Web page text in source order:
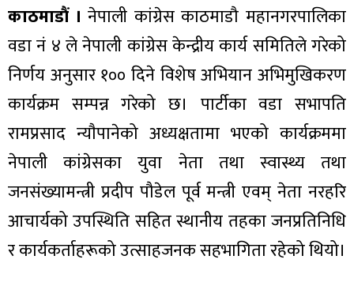
काठमाडौं । नेपाली कांग्रेस काठमाडौ महानगरपालिका
वडा नं ४ ले नेपाली कांग्रेस केन्द्रीय कार्य समितिले गरेको
निर्णय अनुसार १०० दिने विशेष अभियान अभिमुखिकरण
कार्यक्रम सम्पन्न गरेको छ। पार्टीका वडा सभापति
रामप्रसाद न्याैपानेको अध्यक्षतामा भएको कार्यक्रममा
नेपाली कांग्रेसका युवा नेता तथा स्वास्थ्य तथा
जनसंख्यामन्त्री प्रदीप पौडेल पूर्व मन्त्री एवम् नेता नरहरि
आचार्यको उपस्थिति सहित स्थानीय तहका जनप्रतिनिधि
र कार्यकर्ताहरूको उत्साहजनक सहभागिता रहेको थियो।